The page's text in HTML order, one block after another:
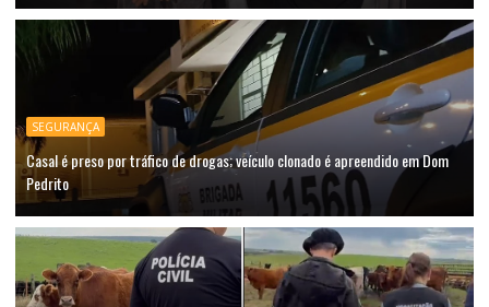
SEGURANÇA
Casal é preso por tráfico de drogas; veículo clonado é apreendido em Dom
Pedrito